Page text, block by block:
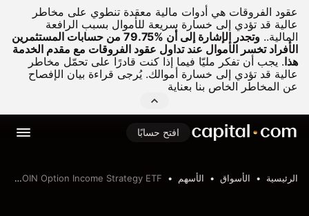
عقود الفروقات هي أدوات مالية معقدة تنطوي على مخاطر
عالية قد تؤدي إلى خسارة سريعة للأموال بسبب الرافعة
المالية..
وتجدر الإشارة إلى أن %79.75 من حسابات المستثمرين
الأفراد تخسر الأموال عند تداول عقود الفروقات مع مقدم الخدمة
هذا. يجب أن تفكر مليّا فيما إذا كنت قادرًا على تحمّل مخاطر
عالية قد تؤدي إلى خسارة أموالك. يُرجى قراءة بيان الإفصاح
عن المخاطر الخاص بنا بعناية
افتح حسابًا
الرئيسية الأسواق الأسهم YieldMax COIN Option Income Strategy ETF